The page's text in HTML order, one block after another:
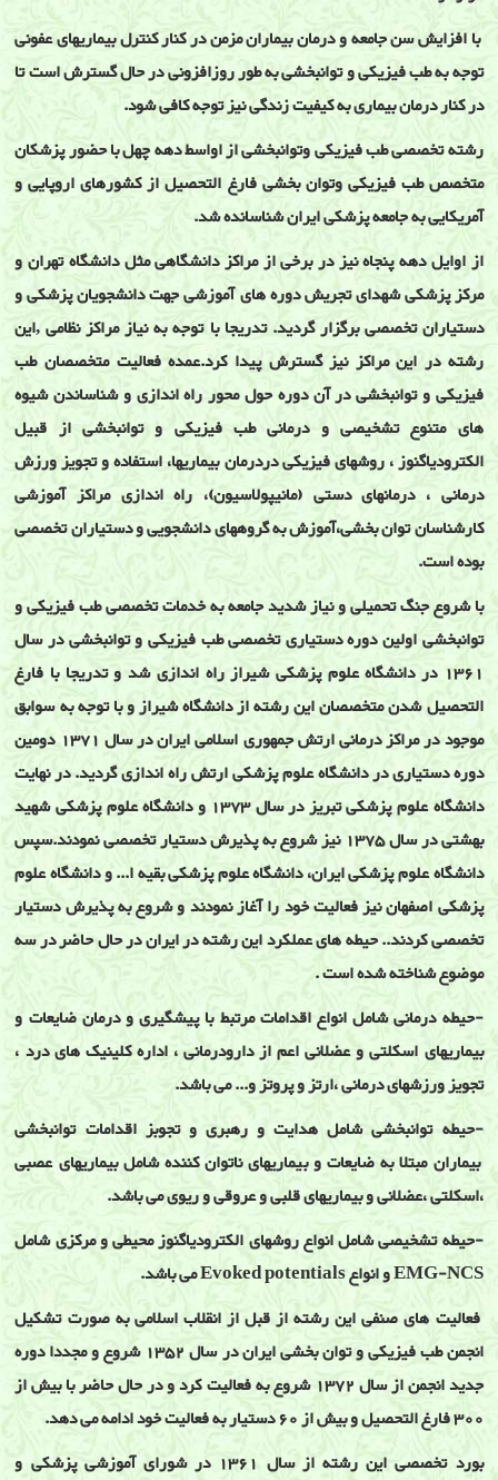
با افزايش سن جامعه و درمان بيماران مزمن در کنار کنترل بيماريهای عفونی
توجه به طب فيزيکی و توانبخشی به طور روزافزونی در حال گسترش است تا
در کنار درمان بيماری به کيفيت زندگی نيز توجه کافی شود.
رشته تخصصی طب فیزیکی وتوانبخشی از اواسط دهه چهل با حضور پزشکان
متخصص طب فیزیکی وتوان بخشی فارغ التحصیل از کشورهای اروپایی و
آمریکایی به جامعه پزشکی ایران شناسانده شد.
از اوایل دهه پنجاه نیز در برخی از مراکز دانشگاهی مثل دانشگاه تهران و
مرکز پزشکی شهدای تجریش دوره های آموزشی جهت دانشجویان پزشکی و
دستیاران تخصصی برگزار گردید. تدریجا با توجه به نیاز مراکز نظامی ,این
رشته در این مراکز نیز گسترش پیدا کرد.عمده فعالیت متخصصان طب
فیزیکی و توانبخشی در آن دوره حول محور راه اندازی و شناساندن شیوه
های متنوع تشخیصی و درمانی طب فیزیکی و توانبخشی از قبیل
الکترودیاگنوز ، روشهای فیزیکی دردرمان بیماریها، استفاده و تجویز ورزش
درمانی ، درمانهای دستی (مانیپولاسیون)، راه اندازی مراکز آموزشی
کارشناسان توان بخشی،آموزش به گروههای دانشجویی و دستیاران تخصصی
بوده است.
با شروع جنگ تحمیلی و نیاز شدید جامعه به خدمات تخصصی طب فیزیکی و
توانبخشی اولین دوره دستیاری تخصصی طب فیزیکی و توانبخشی در سال
1361 در دانشگاه علوم پزشکی شیراز راه اندازی شد و تدریجا با فارغ
التحصیل شدن متخصصان این رشته از دانشگاه شیراز و با توجه به سوابق
موجود در مراکز درمانی ارتش جمهوری اسلامی ایران در سال 1371 دومین
دوره دستیاری در دانشگاه علوم پزشکی ارتش راه اندازی گردید. در نهایت
دانشگاه علوم پزشکی تبریز در سال 1373 و دانشگاه علوم پزشکی شهید
بهشتی در سال 1375 نیز شروع به پذیرش دستیار تخصصی نمودند.سپس
دانشگاه علوم پزشکی ایران، دانشگاه علوم پزشکی بقیه ا... و دانشگاه علوم
پزشکی اصفهان نیز فعالیت خود را آغاز نمودند و شروع به پذیرش دستیار
تخصصی کردند.. حیطه های عملکرد این رشته در ایران در حال حاضر در سه
موضوع شناخته شده است .
-حیطه درمانی شامل انواع اقدامات مرتبط با پیشگیری و درمان ضایعات و
بیماریهای اسکلتی و عضلانی اعم از دارودرمانی ، اداره کلینیک های درد ،
تجویز ورزشهای درمانی ،ارتز و پروتز و... می باشد.
-حیطه توانبخشی شامل هدایت و رهبری و تجوبز اقدامات توانبخشی
بیماران مبتلا به ضایعات و بیماریهای ناتوان کننده شامل بیماریهای عصبی
،اسکلتی ،عضلانی و بیماریهای قلبی و عروقی و ریوی می باشد.
-حیطه تشخیصی شامل انواع روشهای الکترودیاگنوز محیطی و مرکزی شامل
EMG-NCS و انواع Evoked potentials می باشد.
فعالیت های صنفی این رشته از قبل از انقلاب اسلامی به صورت تشکیل
انجمن طب فیزیکی و توان بخشی ایران در سال 1352 شروع و مجددا دوره
جدید انجمن از سال 1372 شروع به فعالیت کرد و در حال حاضر با بیش از
300 فارغ التحصیل و بیش از 60 دستیار به فعالیت خود ادامه می دهد.
بورد تخصصی این رشته از سال 1361 در شورای آموزشی پزشکی و